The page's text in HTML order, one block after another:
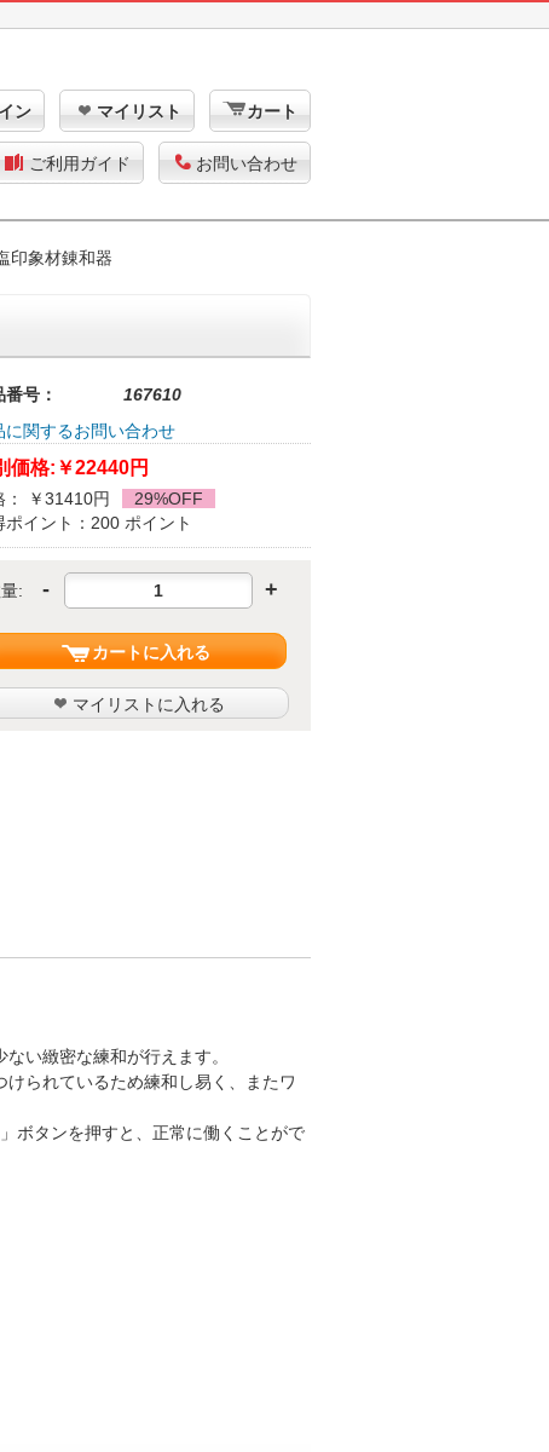
ン マイリスト カート
ご利用ガイド お問い合わせ
印象材錬和器
番号：
167610
に関するお問い合わせ
価格: ￥22440円
： ￥31410円
29%OFF
ポイント：200 ポイント
: - +
カートに入れる
マイリストに入れる
い緻密な練和が行えます。
られているため練和し易く、またワ
」 ボタンを押すと 、正常に働くことがで